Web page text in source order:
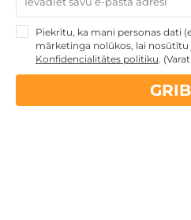
Skolēnu brīvlaikam
Atpūta
Atpūta maija brīvdienās
3
Ģimenes atpūta
Piekrītu, ka mani personas dati
mārketinga nolūkos, lai nosūtītu
Konfidencialitātes politiku.